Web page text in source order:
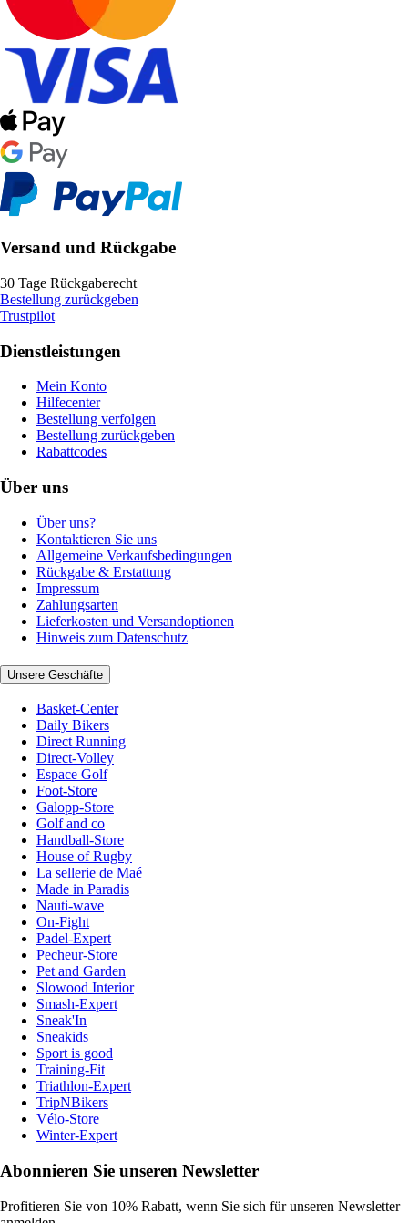
Versand und Rückgabe
30 Tage Rückgaberecht
Bestellung zurückgeben
Trustpilot
Dienstleistungen
Mein Konto
Hilfecenter
Bestellung verfolgen
Bestellung zurückgeben
Rabattcodes
Über uns
Über uns?
Kontaktieren Sie uns
Allgemeine Verkaufsbedingungen
Rückgabe & Erstattung
Impressum
Zahlungsarten
Lieferkosten und Versandoptionen
Hinweis zum Datenschutz
Unsere Geschäfte
Basket-Center
Daily Bikers
Direct Running
Direct-Volley
Espace Golf
Foot-Store
Galopp-Store
Golf and co
Handball-Store
House of Rugby
La sellerie de Maé
Made in Paradis
Nauti-wave
On-Fight
Padel-Expert
Pecheur-Store
Pet and Garden
Slowood Interior
Smash-Expert
Sneak'In
Sneakids
Sport is good
Training-Fit
Triathlon-Expert
TripNBikers
Vélo-Store
Winter-Expert
Abonnieren Sie unseren Newsletter
Profitieren Sie von 10% Rabatt, wenn Sie sich für unseren Newsletter